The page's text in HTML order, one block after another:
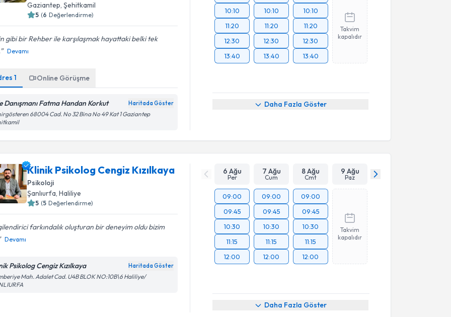
Gaziantep, Şehitkamil
5 (6 Değerlendirme)
gibi bir Rehber ile karşılaşmak hayattaki belki tek
Devamı
1 Online Görüşme
Danışmanı Fatma Handan Korkut Haritada Göster
68004 Cad. No 32 Bina No 49 Kat 1 Gaziantep
10:10
11:20
12:30
13:40
10:10
11:20
12:30
13:40
10:10
11:20
12:30
13:40
Takvim
kapalıdır
Daha Fazla Göster
Klinik Psikolog Cengiz Kızılkaya
Psikoloji
Şanlıurfa, Haliliye
5 (5 Değerlendirme)
farkındalık oluşturan bir deneyim oldu bizim
Devamı
Psikolog Cengiz Kızılkaya Haritada Göster
Mah. Adalet Cad. U4B BLOK NO:10B\6 Haliliye/
6 Ağu
Per
7 Ağu
Cum
8 Ağu
Cmt
9 Ağu
Paz
09:00
09:45
10:30
11:15
12:00
09:00
09:45
10:30
11:15
12:00
09:00
09:45
10:30
11:15
12:00
Takvim
kapalıdır
Daha Fazla Göster
Randevu Takvimi Talebi